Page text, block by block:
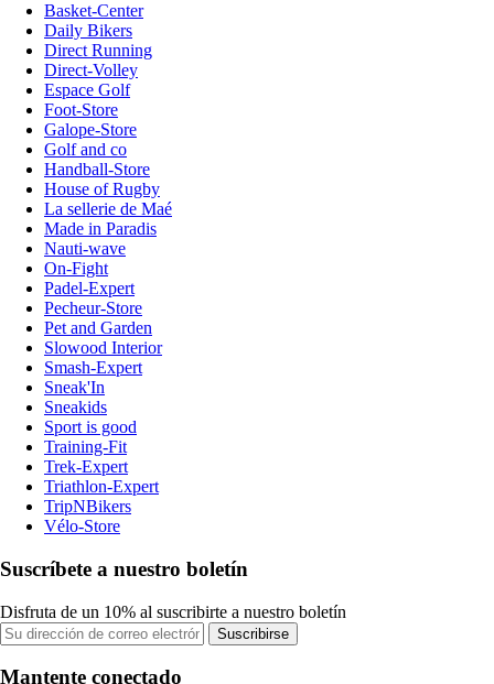
Basket-Center
Daily Bikers
Direct Running
Direct-Volley
Espace Golf
Foot-Store
Galope-Store
Golf and co
Handball-Store
House of Rugby
La sellerie de Maé
Made in Paradis
Nauti-wave
On-Fight
Padel-Expert
Pecheur-Store
Pet and Garden
Slowood Interior
Smash-Expert
Sneak'In
Sneakids
Sport is good
Training-Fit
Trek-Expert
Triathlon-Expert
TripNBikers
Vélo-Store
Suscríbete a nuestro boletín
Disfruta de un 10% al suscribirte a nuestro boletín
Suscribirse
Mantente conectado